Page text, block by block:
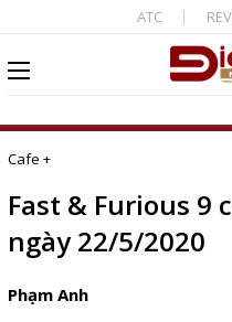
ATC
Cafe +
Fast & Furious 9
ngày 22/5/2020
Phạm Anh